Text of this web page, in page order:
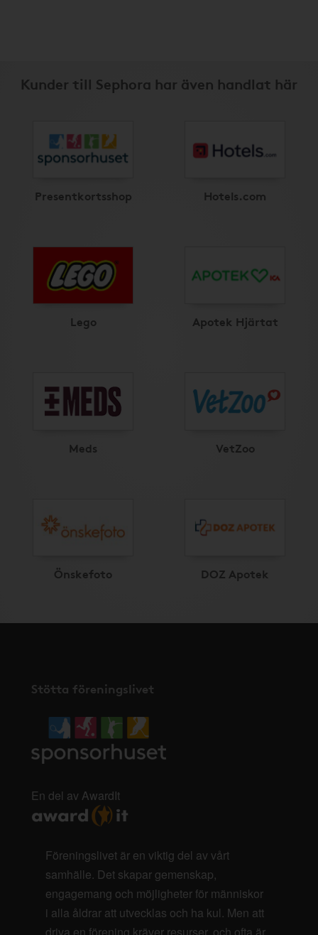
Kunder till Sephora har även handlat här
Presentkortsshop Hotels.com
Lego Apotek Hjärtat
Meds VetZoo
Önskefoto DOZ Apotek
Stötta föreningslivet
En del av AwardIt
Föreningslivet är en viktig del av vårt
samhälle. Det skapar gemenskap,
engagemang och möjligheter för människor
i alla åldrar att utvecklas och ha kul. Men att
driva en förening kräver resurser, och ofta är